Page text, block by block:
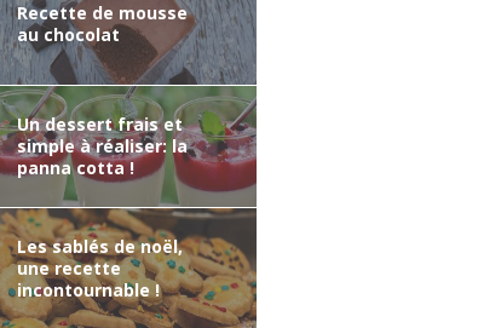
Recette de mousse
au chocolat
Un dessert frais et
simple à réaliser: la
panna cotta !
Les sablés de noël,
une recette
incontournable !